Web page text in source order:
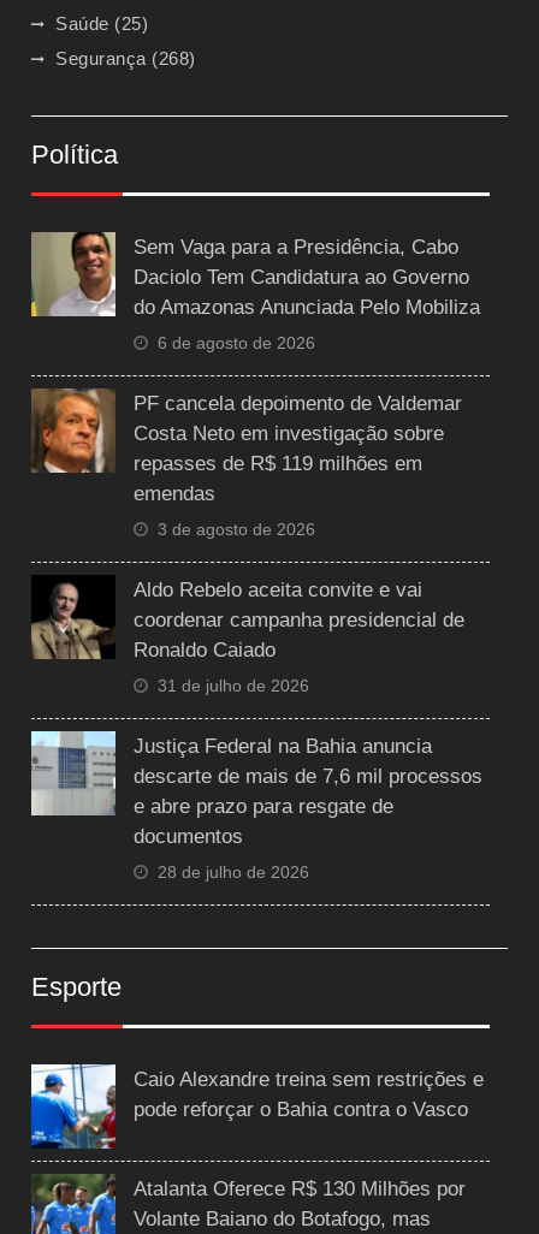
Saúde (25)
Segurança (268)
Política
Sem Vaga para a Presidência, Cabo
Daciolo Tem Candidatura ao Governo
do Amazonas Anunciada Pelo Mobiliza
6 de agosto de 2026
PF cancela depoimento de Valdemar
Costa Neto em investigação sobre
repasses de R$ 119 milhões em
emendas
3 de agosto de 2026
Aldo Rebelo aceita convite e vai
coordenar campanha presidencial de
Ronaldo Caiado
31 de julho de 2026
Justiça Federal na Bahia anuncia
descarte de mais de 7,6 mil processos
e abre prazo para resgate de
documentos
28 de julho de 2026
Esporte
Caio Alexandre treina sem restrições e
pode reforçar o Bahia contra o Vasco
Atalanta Oferece R$ 130 Milhões por
Volante Baiano do Botafogo, mas